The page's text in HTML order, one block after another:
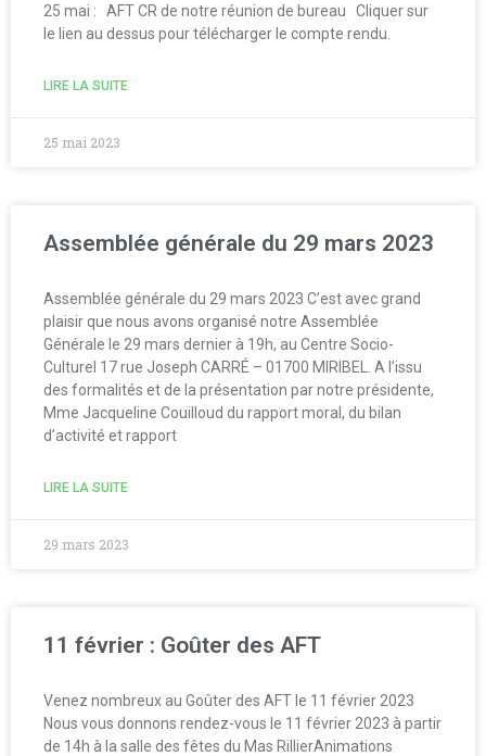
Pays
CR Réunion du 19 juin 2023
20 juin 2023 : Journée
internationale des réfugies
25 mai : AFT CR de notre réunion de bureau Cliquer sur
le lien au dessus pour télécharger le compte rendu.
LIRE LA SUITE
25 mai 2023
Assemblée générale du 29 mars 2023
Assemblée générale du 29 mars 2023 C’est avec grand
plaisir que nous avons organisé notre Assemblée
Générale le 29 mars dernier à 19h, au Centre Socio-
Culturel 17 rue Joseph CARRÉ – 01700 MIRIBEL. A l’issu
des formalités et de la présentation par notre présidente,
Mme Jacqueline Couilloud du rapport moral, du bilan
d’activité et rapport
LIRE LA SUITE
29 mars 2023
11 février : Goûter des AFT
Venez nombreux au Goûter des AFT le 11 février 2023
Nous vous donnons rendez-vous le 11 février 2023 à partir
de 14h à la salle des fêtes du Mas RillierAnimations